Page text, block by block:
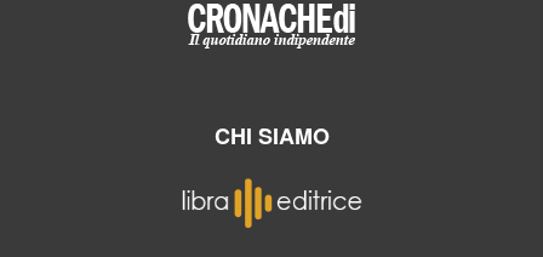
CHI SIAMO